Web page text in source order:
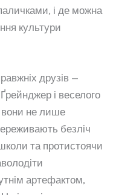
і де можна
культури
друзів —
і веселого
вони не лише
безліч
та протистоячи
артефактом,